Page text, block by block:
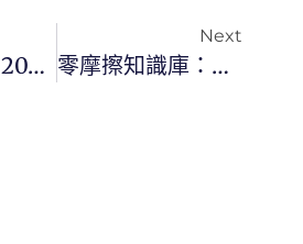
365攝影挑戰 20260415(三)104/365 Day3758
Next
零摩擦知識庫：我如何讓 4200 天的筆記自動進化成維基系統？